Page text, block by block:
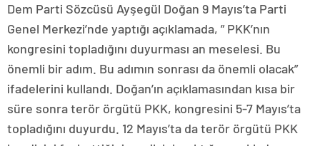
Dem Parti Sözcüsü Ayşegül Doğan 9 Mayıs’ta Parti
Genel Merkezi’nde yaptığı açıklamada, ” PKK’nın
kongresini topladığını duyurması an meselesi. Bu
önemli bir adım. Bu adımın sonrası da önemli olacak”
ifadelerini kullandı. Doğan’ın açıklamasından kısa bir
süre sonra terör örgütü PKK, kongresini 5-7 Mayıs’ta
topladığını duyurdu. 12 Mayıs’ta da terör örgütü PKK